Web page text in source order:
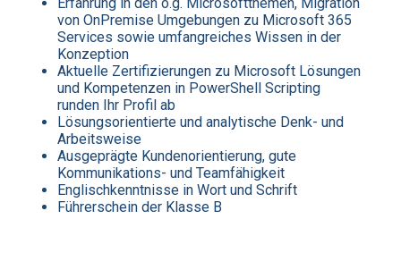
von OnPremise Umgebungen zu Microsoft 365
Services sowie umfangreiches Wissen in der
Konzeption
Aktuelle Zertifizierungen zu Microsoft Lösungen
und Kompetenzen in PowerShell Scripting
runden Ihr Profil ab
Lösungsorientierte und analytische Denk- und
Arbeitsweise
Ausgeprägte Kundenorientierung, gute
Kommunikations- und Teamfähigkeit
Englischkenntnisse in Wort und Schrift
Führerschein der Klasse B